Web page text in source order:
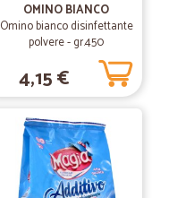
OMINO BIANCO
Omino bianco disinfettante
polvere - gr.450
4,15 €